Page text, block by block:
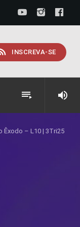
INSCREVA-SE
playlist_play volume_up
Êxodo – L10 | 3Tri25